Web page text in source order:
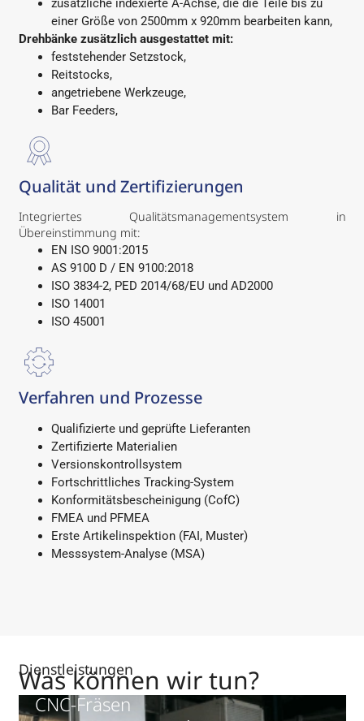
einer Größe von 2500mm x 920mm bearbeiten kann,
Drehbänke zusätzlich ausgestattet mit:
feststehender Setzstock,
Reitstocks,
angetriebene Werkzeuge,
Bar Feeders,
Qualität und Zertifizierungen
Integriertes Qualitätsmanagementsystem in
Übereinstimmung mit:
EN ISO 9001:2015
AS 9100 D / EN 9100:2018
ISO 3834-2, PED 2014/68/EU und AD2000
ISO 14001
ISO 45001
Verfahren und Prozesse
Qualifizierte und geprüfte Lieferanten
Zertifizierte Materialien
Versionskontrollsystem
Fortschrittliches Tracking-System
Konformitätsbescheinigung (CofC)
FMEA und PFMEA
Erste Artikelinspektion (FAI, Muster)
Messsystem-Analyse (MSA)
Dienstleistungen
Was können wir tun?
CNC-Fräsen